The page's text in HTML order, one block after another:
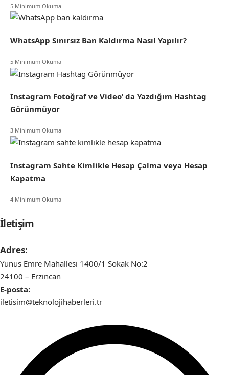
5 Minimum Okuma
WhatsApp Sınırsız Ban Kaldırma Nasıl Yapılır?
5 Minimum Okuma
Instagram Fotoğraf ve Video’ da Yazdığım Hashtag
Görünmüyor
3 Minimum Okuma
Instagram Sahte Kimlikle Hesap Çalma veya Hesap
Kapatma
4 Minimum Okuma
İletişim
Adres:
Yunus Emre Mahallesi 1400/1 Sokak No:2
24100 – Erzincan
E-posta:
iletisim@teknolojihaberleri.tr